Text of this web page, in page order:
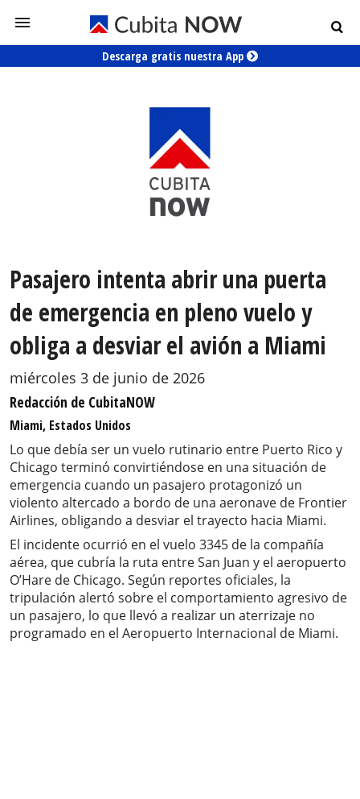
Descarga gratis nuestra App
Pasajero intenta abrir una puerta
de emergencia en pleno vuelo y
obliga a desviar el avión a Miami
miércoles 3 de junio de 2026
Redacción de CubitaNOW
Miami, Estados Unidos
Lo que debía ser un vuelo rutinario entre Puerto Rico y
Chicago terminó convirtiéndose en una situación de
emergencia cuando un pasajero protagonizó un
violento altercado a bordo de una aeronave de Frontier
Airlines, obligando a desviar el trayecto hacia Miami.
El incidente ocurrió en el vuelo 3345 de la compañía
aérea, que cubría la ruta entre San Juan y el aeropuerto
O’Hare de Chicago. Según reportes oficiales, la
tripulación alertó sobre el comportamiento agresivo de
un pasajero, lo que llevó a realizar un aterrizaje no
programado en el Aeropuerto Internacional de Miami.